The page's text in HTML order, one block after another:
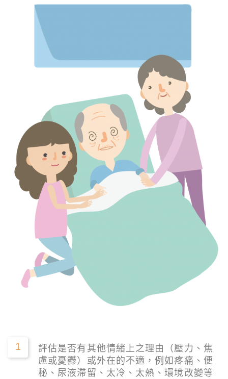
1
評估是否有其他情緒上之理由（壓力、焦
慮或憂鬱）或外在的不適，例如疼痛、便
秘、尿液滯留、太冷、太熱、環境改變等